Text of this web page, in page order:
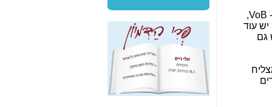
תחום ה- VoB נמצא בתחרות לכאורה חופשית מ- 2006, כך שנצבר מספיק ניסיון כדי לנתח מה קרה בשוק זה. ב- VoB,
מספקות שירות מתחרה בבזק והוט בתחום הטלפוניה. המובילות בתחום: 012-סמייל ונטוויז'ן-013. יש עוד
גם
"יש אפליה בחקירה"?
חשיפה: למה השר
משה כחלון לא נחקר
עד היום? -
כאן
חשיפת חשד לשחיתות
הדומה לזו של "תיק